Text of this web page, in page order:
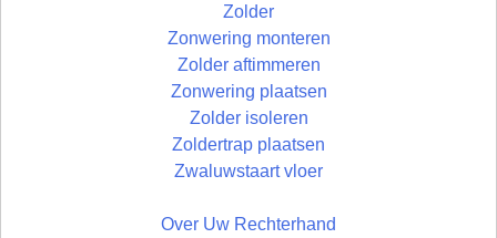
Zolder
Zonwering monteren
Zolder aftimmeren
Zonwering plaatsen
Zolder isoleren
Zoldertrap plaatsen
Zwaluwstaart vloer
Over Uw Rechterhand